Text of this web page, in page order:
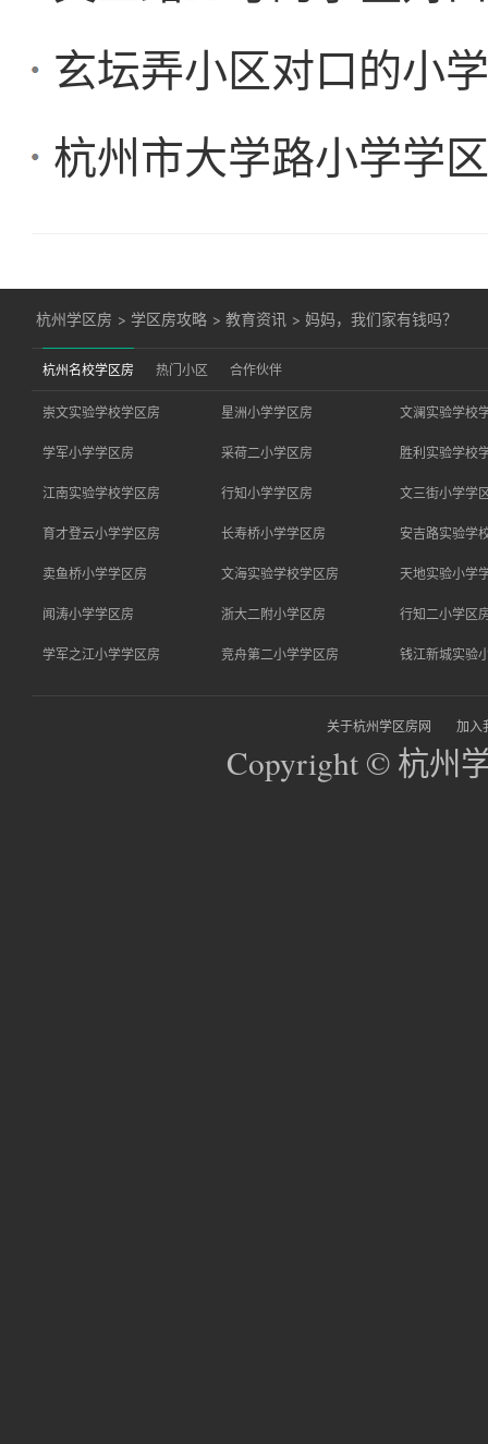
玄坛弄小区对口的小
杭州市大学路小学学
杭州学区房 > 学区房攻略 >教育资讯 >妈妈，我们家有钱吗？
杭州名校学区房 热门小区 合作伙伴
崇文实验学校学区房 星洲小学学区房 文澜实验学校
学军小学学区房 采荷二小学区房 胜利实验学校
江南实验学校学区房 行知小学学区房 文三街小学学
育才登云小学学区房 长寿桥小学学区房 安吉路实验学
卖鱼桥小学学区房 文海实验学校学区房 天地实验小学
闻涛小学学区房 浙大二附小学区房 行知二小学区
学军之江小学学区房 竞舟第二小学学区房 钱江新城实验
关于杭州学区房网 加入
Copyright © 杭州